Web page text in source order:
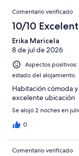
Bueno
puntuación
Normal
una
puntuación
Mediocre
1112
una
puntuación
de
Comentarios
Comentario verificado
10/10
Erika Maricela
8 de jul de 2026
Aspectos
estado del alojamiento
Habitación cómoda
excelente ubicación
Se alojó 2 noches en
0
Comentario verificado